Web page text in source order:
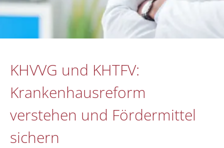
KHVVG und KHTFV:
Krankenhausreform
verstehen und Fördermittel
sichern